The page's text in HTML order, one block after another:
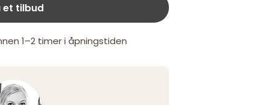
et tilbud
1–2 timer i åpningstiden